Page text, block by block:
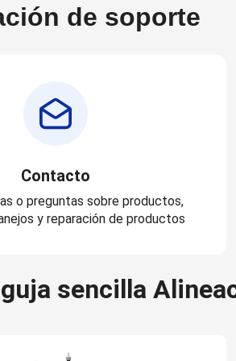
de soporte
Contacto
o preguntas sobre productos,
y reparación de productos
sencilla